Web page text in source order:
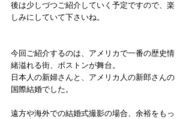
後は少しづつご紹介していく予定ですので、楽
しみにしていて下さいね。
今回ご紹介するのは、アメリカで一番の歴史情
緒溢れる街、ボストンが舞台。
日本人の新婦さんと、アメリカ人の新郎さんの
国際結婚でした。
遠方や海外での結婚式撮影の場合、余裕をもっ